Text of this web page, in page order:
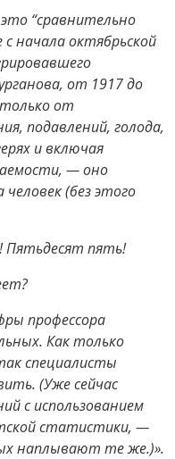
“сравнительно
с начала октябрьской
от 1917 до
от
подавлений, голода,
и включая
— оно
(без этого
Пятьдесят пять!
профессора
Как только
специалисты
(Уже сейчас
с использованием
статистики, —
наплывают те же.)».